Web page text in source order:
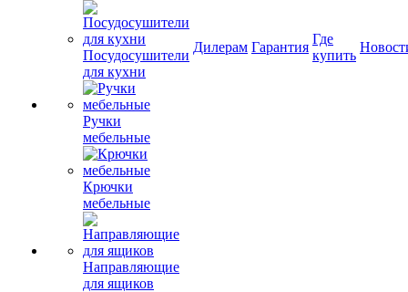
Посудосушители
для кухни
Ручки
мебельные
Крючки
мебельные
Направляющие
для ящиков
Дилерам Гарантия
Где
купить